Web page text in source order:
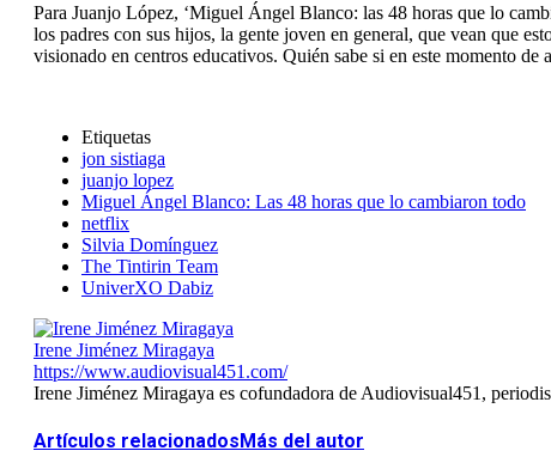
Para Juanjo López, ‘Miguel Ángel Blanco: las 48 horas que lo
los padres con sus hijos, la gente joven en general, que vean que
visionado en centros educativos. Quién sabe si en este momento
Etiquetas
jon sistiaga
juanjo lopez
Miguel Ángel Blanco: Las 48 horas que lo cambiaron todo
netflix
Silvia Domínguez
The Tintirin Team
UniverXO Dabiz
Irene Jiménez Miragaya
https://www.audiovisual451.com/
Irene Jiménez Miragaya es cofundadora de Audiovisual451,
Artículos relacionadosMás del autor